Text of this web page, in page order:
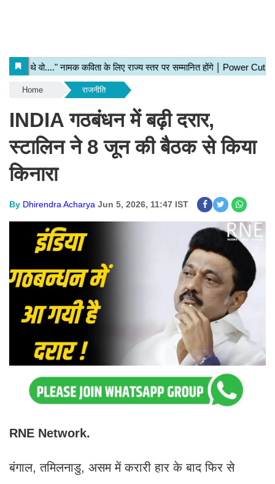
Home राजनीति
INDIA गठबंधन में बढ़ी दरार,
स्टालिन ने 8 जून की बैठक से किया
किनारा
By Dhirendra Acharya Jun 5, 2026, 11:47 IST
RNE Network.
बंगाल, तमिलनाडु, असम में करारी हार के बाद फिर से